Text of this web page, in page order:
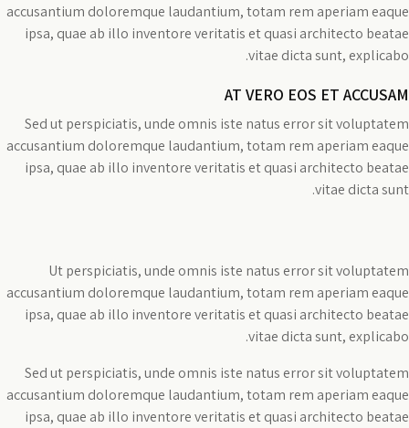
accusantium doloremque laudantium, totam rem aperiam eaque
ipsa, quae ab illo inventore veritatis et quasi architecto beatae
vitae dicta sunt, explicabo.
AT VERO EOS ET ACCUSAM
Sed ut perspiciatis, unde omnis iste natus error sit voluptatem
accusantium doloremque laudantium, totam rem aperiam eaque
ipsa, quae ab illo inventore veritatis et quasi architecto beatae
vitae dicta sunt.
Ut perspiciatis, unde omnis iste natus error sit voluptatem
accusantium doloremque laudantium, totam rem aperiam eaque
ipsa, quae ab illo inventore veritatis et quasi architecto beatae
vitae dicta sunt, explicabo.
Sed ut perspiciatis, unde omnis iste natus error sit voluptatem
accusantium doloremque laudantium, totam rem aperiam eaque
ipsa, quae ab illo inventore veritatis et quasi architecto beatae